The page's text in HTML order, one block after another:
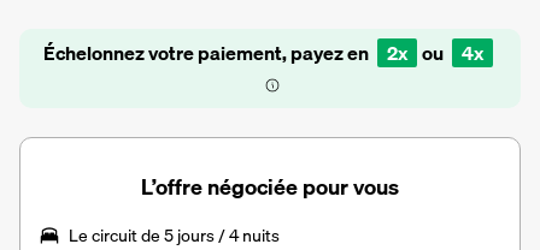
Échelonnez votre paiement, payez en 2x ou 4x
L’offre négociée pour vous
Lecircuit de 5 jours / 4 nuits